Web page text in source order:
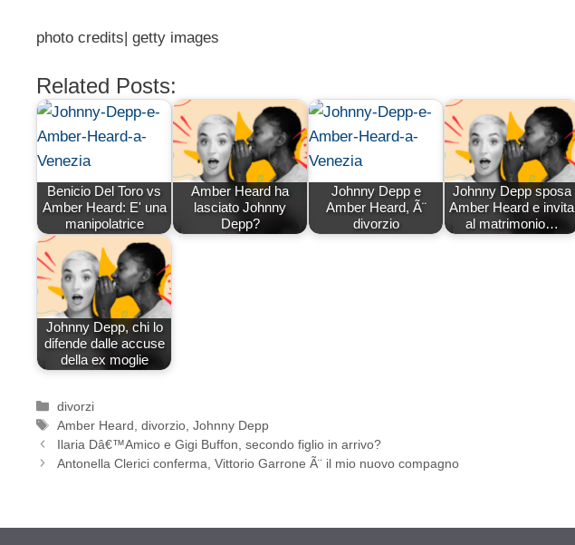
photo credits| getty images
Related Posts:
Benicio Del Toro vs
Amber Heard: E' una
manipolatrice
Amber Heard ha
lasciato Johnny
Depp?
Johnny Depp e
Amber Heard, Ã¨
divorzio
Johnny Depp sposa
Amber Heard e invita
al matrimonio…
Johnny Depp, chi lo
difende dalle accuse
della ex moglie
Categorie
divorzi
Tag
Amber Heard ,divorzio ,Johnny Depp
Ilaria Dâ€™Amico e Gigi Buffon, secondo figlio in arrivo?
Antonella Clerici conferma, Vittorio Garrone Ã¨ il mio nuovo compagno